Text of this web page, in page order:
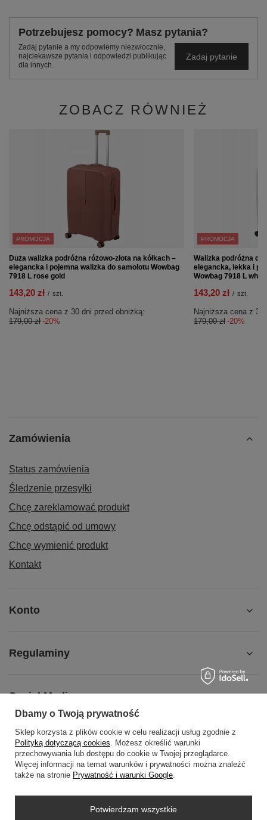
Potrzebujesz pomocy? Masz pytania?
Zadaj pytanie a my odpowiemy niezwłocznie,
najciekawsze pytania i odpowiedzi publikując
dla innych.
Zadaj pytanie
ZOBACZ RÓWNIEŻ
PROMOCJA
Duża walizka podróżna różowo-złota na kółkach –
elegancka i pojemna walizka do samolotu Wowbag
7918 L rose gold
143,20 zł / szt.
Najniższa cena z 30 dni przed obniżką:
179,00 zł -20%
PROMOCJA
Walizka podróżna
elegancka, lekka i
Wowbag 7918 L white
143,20 zł / szt.
Najniższa cena z
179,00 zł -20%
Zamówienia
Status zamówienia
Śledzenie przesyłki
Chcę zareklamować produkt
Chcę odstąpić od umowy
Chcę wymienić produkt
Kontakt
Konto
Regulaminy
Social Media
O NAS
wowbag2024@gmail.com
Dbamy o Twoją prywatność
Sklep korzysta z plików cookie w celu realizacji usług zgodnie z
Polityką dotyczącą cookies. Możesz określić warunki
przechowywania lub dostępu do cookie w Twojej przeglądarce.
Więcej informacji na temat warunków i prywatności można znaleźć
także na stronie Prywatność i warunki Google.
Potwierdzam wszystkie